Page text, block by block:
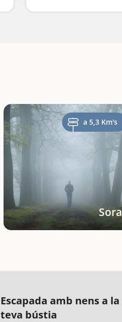
a 5,3 Km's
Sora
Escapada amb nens a la
teva bústia